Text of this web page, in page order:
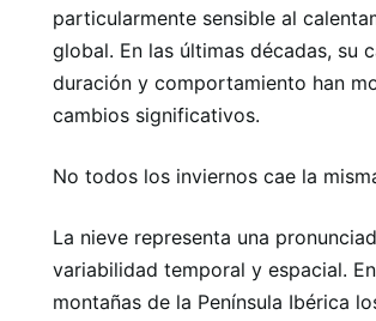
particularmente sensible al
global. En las últimas décadas, su
duración y comportamiento han
cambios significativos.
No todos los inviernos cae la
La nieve representa una
variabilidad temporal y espacial.
montañas de la Península Ibérica